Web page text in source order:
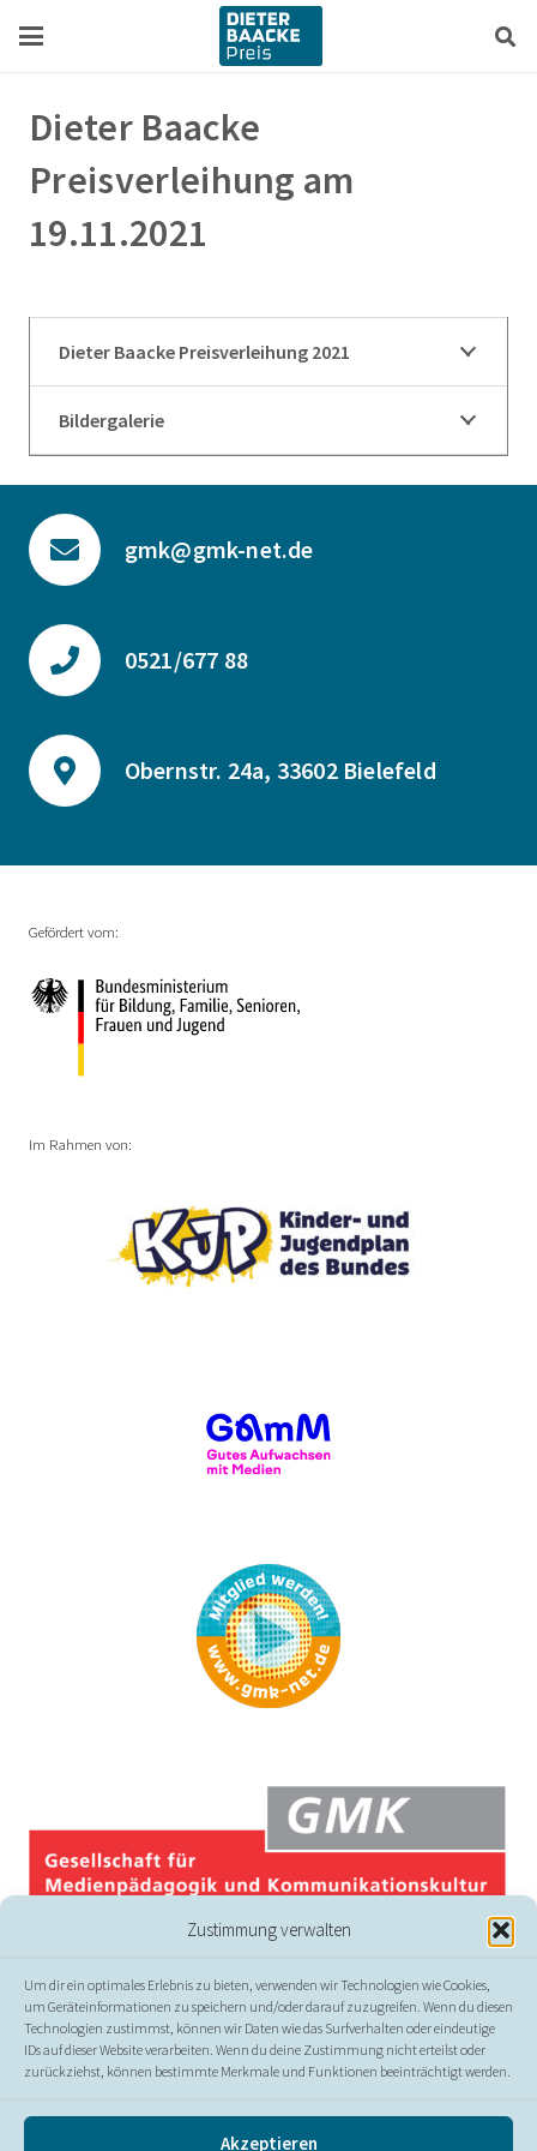
Zustimmung verwalten
Um dir ein optimales Erlebnis zu bieten, verwenden wir Technologien wie Cookies,
um Geräteinformationen zu speichern und/oder darauf zuzugreifen. Wenn du diesen
Technologien zustimmst, können wir Daten wie das Surfverhalten oder eindeutige
IDs auf dieser Website verarbeiten. Wenn du deine Zustimmung nicht erteilst oder
zurückziehst, können bestimmte Merkmale und Funktionen beeinträchtigt werden.
Akzeptieren
Inhalt
Navigation
Dieter Baacke
Preisverleihung am
19.11.2021
Dieter Baacke Preisverleihung 2021
Bildergalerie
gmk@gmk-net.de
0521/677 88
Obernstr. 24a, 33602 Bielefeld
Gefördert vom:
Im Rahmen von: